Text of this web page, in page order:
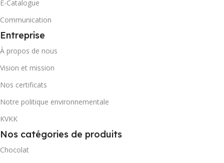
E-Catalogue
Communication
Entreprise
À propos de nous
Vision et mission
Nos certificats
Notre politique environnementale
KVKK
Nos catégories de produits
Chocolat